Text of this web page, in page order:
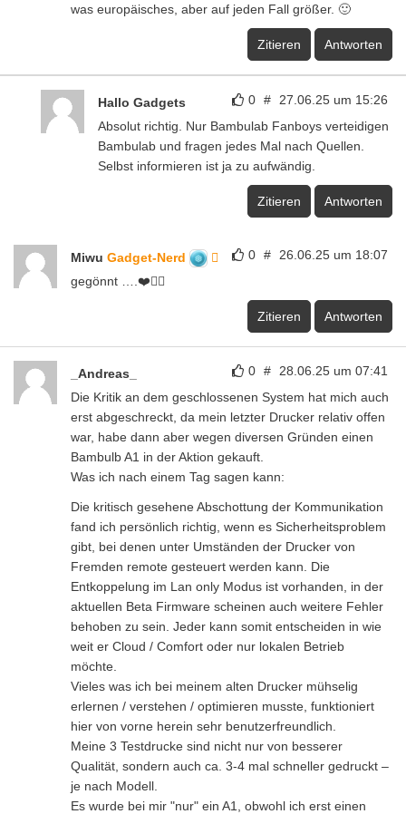
was europäisches, aber auf jeden Fall größer. 🙂
Zitieren Antworten
0 # 27.06.25 um 15:26
Hallo Gadgets
Absolut richtig. Nur Bambulab Fanboys verteidigen
Bambulab und fragen jedes Mal nach Quellen.
Selbst informieren ist ja zu aufwändig.
Zitieren Antworten
0 # 26.06.25 um 18:07
Miwu Gadget-Nerd
gegönnt ….❤️👌🏻
Zitieren Antworten
0 # 28.06.25 um 07:41
_Andreas_
Die Kritik an dem geschlossenen System hat mich auch
erst abgeschreckt, da mein letzter Drucker relativ offen
war, habe dann aber wegen diversen Gründen einen
Bambulb A1 in der Aktion gekauft.
Was ich nach einem Tag sagen kann:
Die kritisch gesehene Abschottung der Kommunikation
fand ich persönlich richtig, wenn es Sicherheitsproblem
gibt, bei denen unter Umständen der Drucker von
Fremden remote gesteuert werden kann. Die
Entkoppelung im Lan only Modus ist vorhanden, in der
aktuellen Beta Firmware scheinen auch weitere Fehler
behoben zu sein. Jeder kann somit entscheiden in wie
weit er Cloud / Comfort oder nur lokalen Betrieb
möchte.
Vieles was ich bei meinem alten Drucker mühselig
erlernen / verstehen / optimieren musste, funktioniert
hier von vorne herein sehr benutzerfreundlich.
Meine 3 Testdrucke sind nicht nur von besserer
Qualität, sondern auch ca. 3-4 mal schneller gedruckt –
je nach Modell.
Es wurde bei mir "nur" ein A1, obwohl ich erst einen